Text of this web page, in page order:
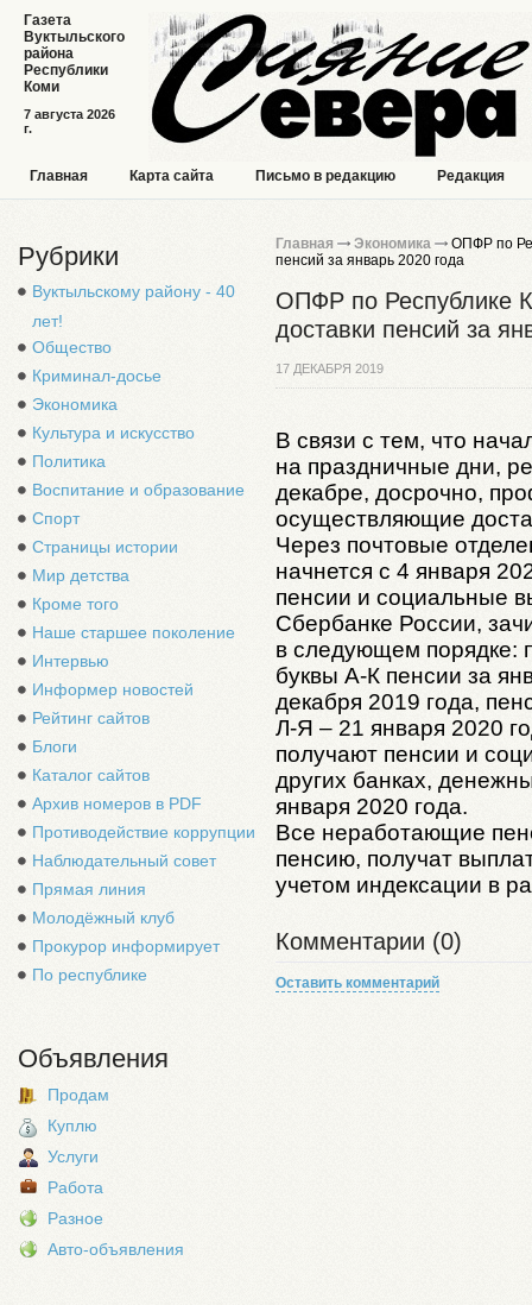
7 августа 2026
г.
Газета
Вуктыльского
района
Республики
Коми
Главная Карта сайта Письмо в редакцию Редакция
Рубрики
Вуктыльскому району - 40
лет!
Общество
Криминал-досье
Экономика
Культура и искусство
Политика
Воспитание и образование
Спорт
Страницы истории
Мир детства
Кроме того
Наше старшее поколение
Интервью
Информер новостей
Рейтинг сайтов
Блоги
Каталог сайтов
Архив номеров в PDF
Противодействие коррупции
Наблюдательный совет
Прямая линия
Молодёжный клуб
Прокурор информирует
По республике
Объявления
Продам
Куплю
Услуги
Работа
Разное
Авто-объявления
Главная Экономика
ОПФР по
пенсий за январь 2020 года
ОПФР по Республике
доставки пенсий за
17 ДЕКАБРЯ 2019
В связи с тем, что
на праздничные дни,
декабре, досрочно,
осуществляющие
Через почтовые
начнется с 4 января
пенсии и социальные
Сбербанке России,
в следующем порядке:
буквы А-К пенсии за
декабря 2019 года,
Л-Я – 21 января 2020
получают пенсии и
других банках,
января 2020 года.
Все неработающие
пенсию, получат
учетом индексации в
Комментарии (0)
Оставить комментарий